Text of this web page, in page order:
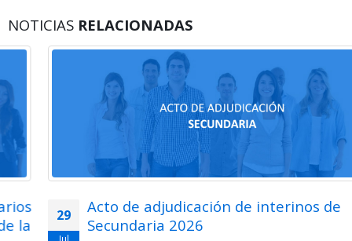
NOTICIAS RELACIONADAS
29
Acto de adjudicación de interinos de
Secundaria 2026